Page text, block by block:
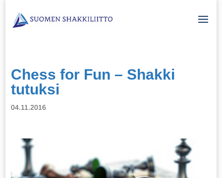
Chess for Fun – Shakki
tutuksi
04.11.2016